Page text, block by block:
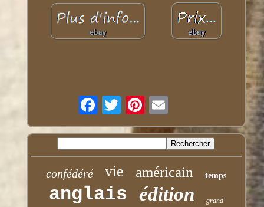
confédéré vie américain temps
anglais édition grand